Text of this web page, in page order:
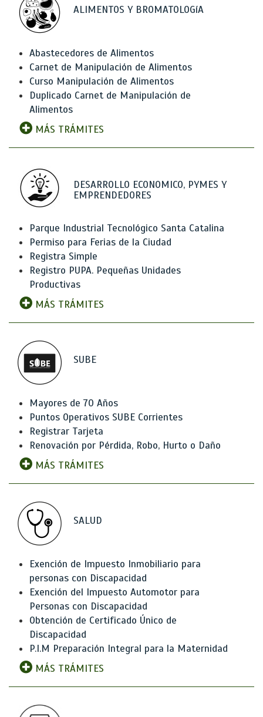
ALIMENTOS Y BROMATOLOGíA
Abastecedores de Alimentos
Carnet de Manipulación de Alimentos
Curso Manipulación de Alimentos
Duplicado Carnet de Manipulación de
Alimentos
MÁS TRÁMITES
DESARROLLO ECONOMICO, PYMES Y
EMPRENDEDORES
Parque Industrial Tecnológico Santa Catalina
Permiso para Ferias de la Ciudad
Registra Simple
Registro PUPA. Pequeñas Unidades
Productivas
MÁS TRÁMITES
SUBE
Mayores de 70 Años
Puntos Operativos SUBE Corrientes
Registrar Tarjeta
Renovación por Pérdida, Robo, Hurto o Daño
MÁS TRÁMITES
SALUD
Exención de Impuesto Inmobiliario para
personas con Discapacidad
Exención del Impuesto Automotor para
Personas con Discapacidad
Obtención de Certificado Único de
Discapacidad
P.I.M Preparación Integral para la Maternidad
MÁS TRÁMITES